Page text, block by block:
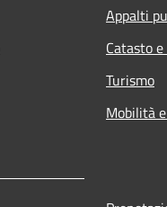
Appalti
Catasto
Turismo
Mobilità